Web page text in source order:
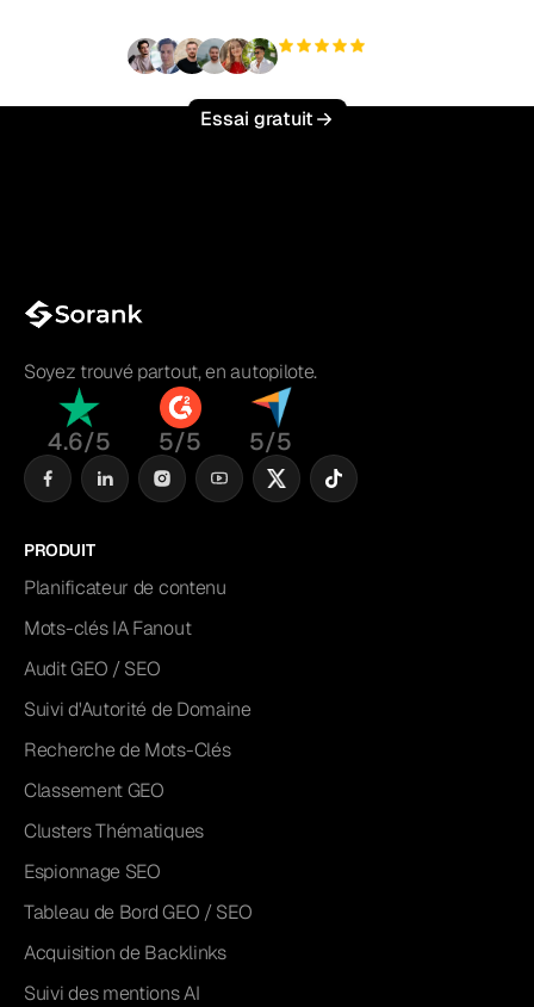
Essai gratuit
Soyez trouvé partout, en autopilote.
4.6/5 5/5 5/5
PRODUIT
Planificateur de contenu
Mots-clés IA Fanout
Audit GEO / SEO
Suivi d'Autorité de Domaine
Recherche de Mots-Clés
Classement GEO
Clusters Thématiques
Espionnage SEO
Tableau de Bord GEO / SEO
Acquisition de Backlinks
Suivi des mentions AI